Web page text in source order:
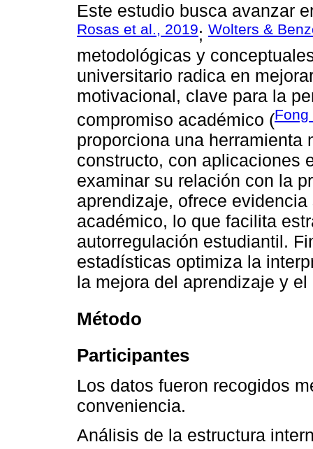
Este estudio busca avanzar
Rosas et al., 2019; Wolters &
metodológicas y
universitario radica en
motivacional, clave para la
compromiso académico (Fong
proporciona una herramienta
constructo, con aplicaciones
examinar su relación con la
aprendizaje, ofrece
académico, lo que facilita
autorregulación estudiantil.
estadísticas optimiza la
la mejora del aprendizaje y
Método
Participantes
Los datos fueron recogidos
conveniencia.
Análisis de la estructura